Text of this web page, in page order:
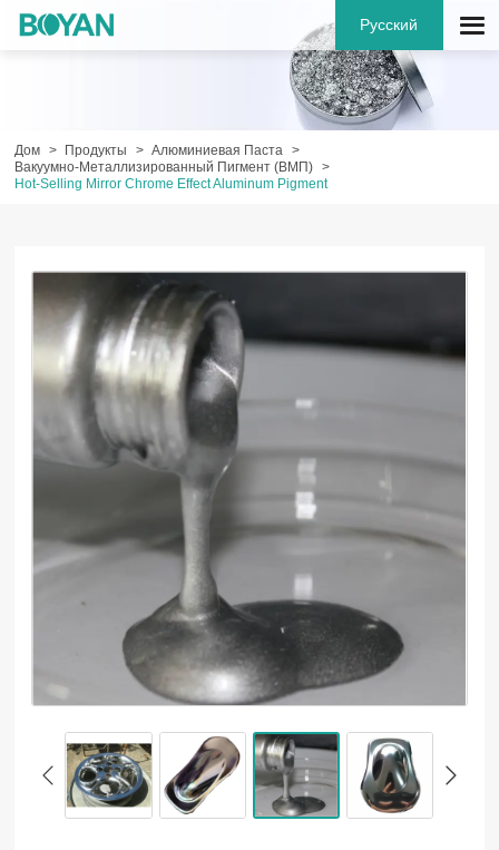
Русский
Дом Продукты
Алюминиевая Паста
Вакуумно-Металлизированный Пигмент (ВМП)
Hot-Selling Mirror Chrome Effect Aluminum Pigment